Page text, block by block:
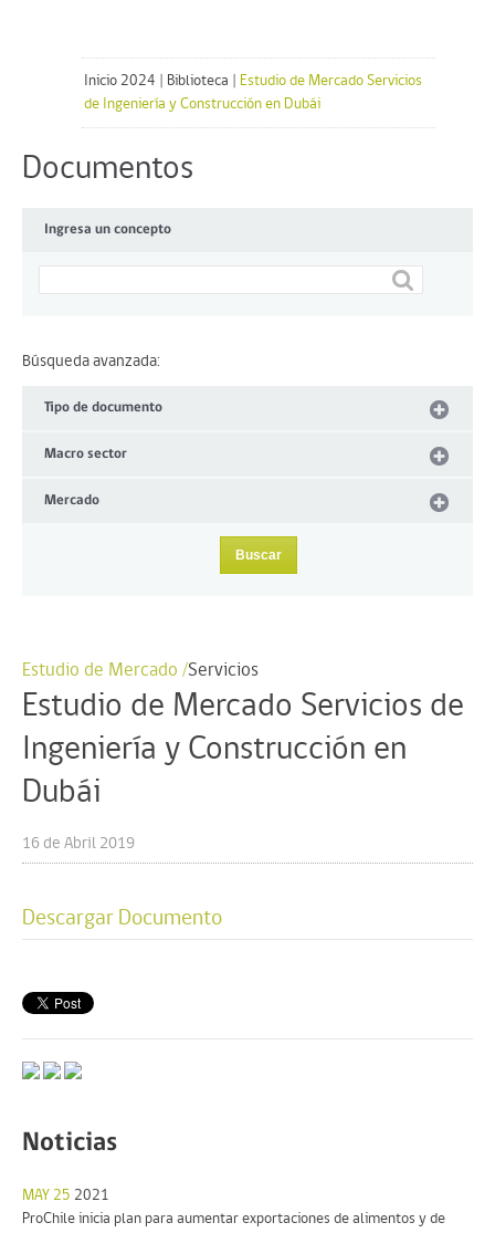
Inicio 2024 Biblioteca
Estudio de Mercado Servicios
de Ingeniería y Construcción en Dubái
Documentos
Ingresa un concepto
Búsqueda avanzada:
Tipo de documento
Macro sector
Mercado
Estudio de Mercado /Servicios
Estudio de Mercado Servicios de
Ingeniería y Construcción en
Dubái
16 de Abril 2019
Descargar Documento
Noticias
MAY 25 2021
ProChile inicia plan para aumentar exportaciones de alimentos y de